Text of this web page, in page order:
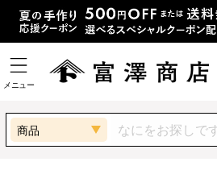
メニュー
商品